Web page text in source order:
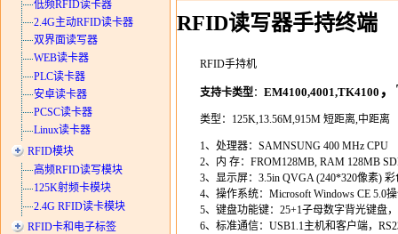
低频RFID读卡器
2.4G主动RFID读卡器
双界面读写器
WEB读卡器
PLC读卡器
安卓读卡器
PCSC读卡器
Linux读卡器
RFID模块
高频RFID读写模块
125K射频卡模块
2.4G RFID读卡模块
RFID卡和电子标签
RFID读写器手持终端
RFID手持机
支持卡类型： EM4100,4001,TK4100 ，
类型：125K,13.56M,915M 短距离,中距离
1、处理器：SAMNSUNG 400 MHz CPU
2、内 存：FROM128MB, RAM 128MB
3、显示屏：3.5in QVGA (240*320像素)
4、操作系统：Microsoft Windows CE 5.0
5、键盘功能键：25+1子母数字背光键盘
6、标准通信：USB1.1主机和客户端，